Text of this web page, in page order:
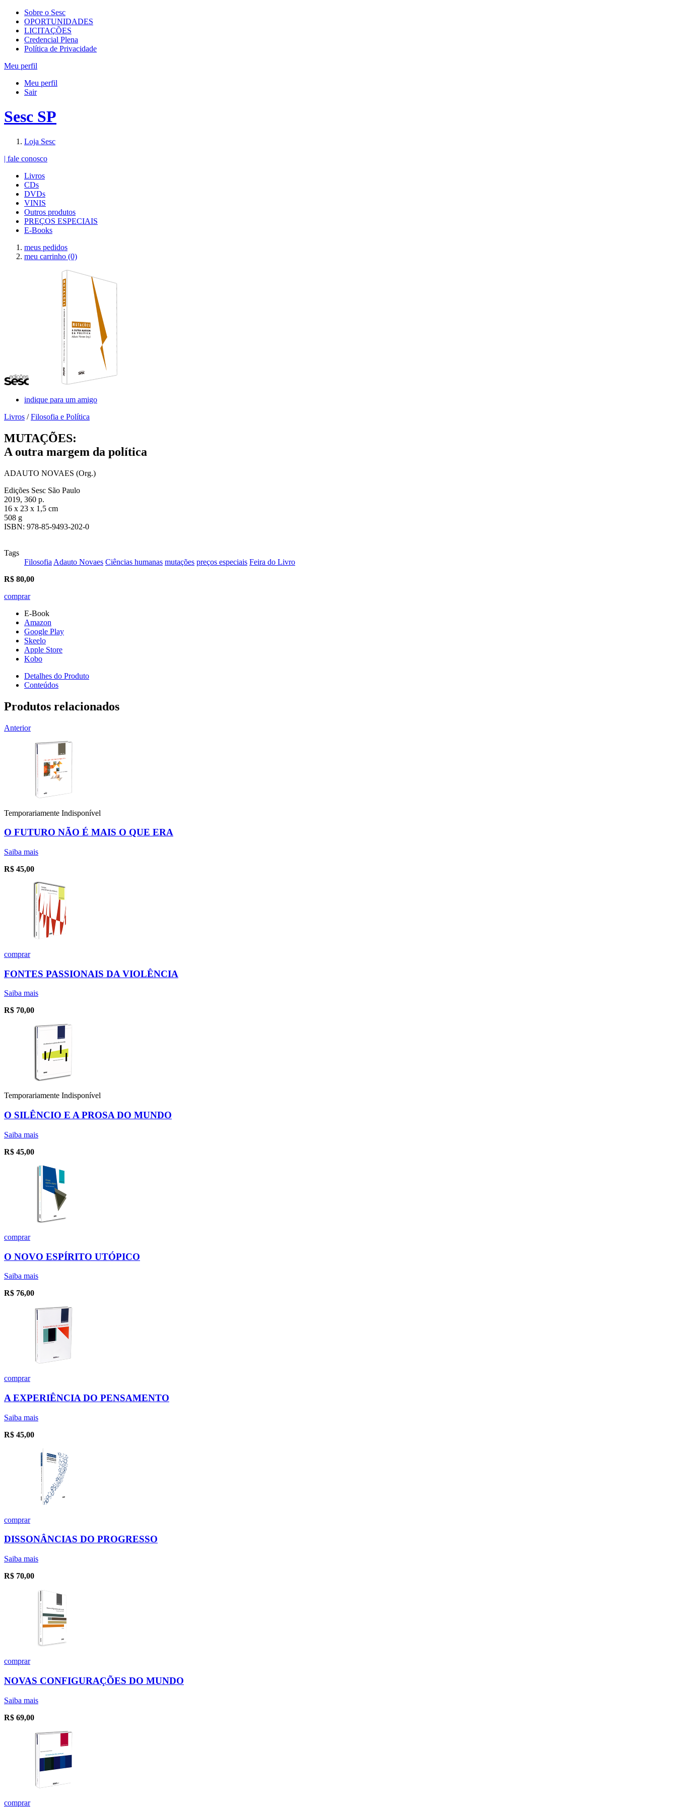
Sobre o Sesc
OPORTUNIDADES
LICITAÇÕES
Credencial Plena
Política de Privacidade
Meu perfil
Meu perfil
Sair
Sesc SP
Loja Sesc
| fale conosco
Livros
CDs
DVDs
VINIS
Outros produtos
PREÇOS ESPECIAIS
E-Books
meus pedidos
meu carrinho (0)
indique para um amigo
Livros /Filosofia e Política
MUTAÇÕES:
A outra margem da política
ADAUTO NOVAES (Org.)
Edições Sesc São Paulo
2019, 360 p.
16 x 23 x 1,5 cm
508 g
ISBN: 978-85-9493-202-0
Tags
Filosofia Adauto Novaes Ciências humanas mutações preços especiais Feira do Livro
R$ 80,00
comprar
E-Book
Amazon
Google Play
Skeelo
Apple Store
Kobo
Detalhes do Produto
Conteúdos
Produtos relacionados
Anterior
Temporariamente Indisponível
O FUTURO NÃO É MAIS O QUE ERA
Saiba mais
R$ 45,00
comprar
FONTES PASSIONAIS DA VIOLÊNCIA
Saiba mais
R$ 70,00
Temporariamente Indisponível
O SILÊNCIO E A PROSA DO MUNDO
Saiba mais
R$ 45,00
comprar
O NOVO ESPÍRITO UTÓPICO
Saiba mais
R$ 76,00
comprar
A EXPERIÊNCIA DO PENSAMENTO
Saiba mais
R$ 45,00
comprar
DISSONÂNCIAS DO PROGRESSO
Saiba mais
R$ 70,00
comprar
NOVAS CONFIGURAÇÕES DO MUNDO
Saiba mais
R$ 69,00
comprar